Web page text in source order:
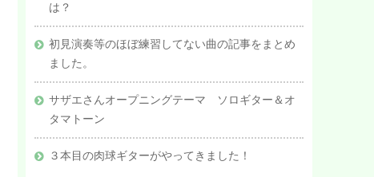
は？
初見演奏等のほぼ練習してない曲の記事をまとめ
ました。
サザエさんオープニングテーマ ソロギター＆オ
タマトーン
３本目の肉球ギターがやってきました！